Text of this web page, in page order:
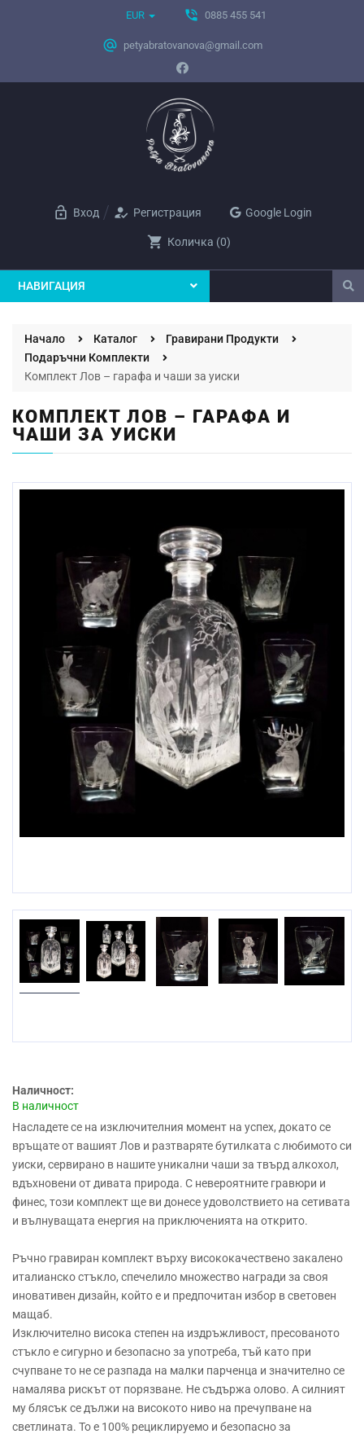
EUR phone_in_talk 0885 455 541
alternate_email petyabratovanova@gmail.com
lock_open Вход how_to_reg Регистрация Google Login
shopping_cart Количка (0)
НАВИГАЦИЯ
Начало Каталог
Гравирани Продукти
Подаръчни Комплекти
Комплект Лов – гарафа и чаши за уиски
КОМПЛЕКТ ЛОВ – ГАРАФА И
ЧАШИ ЗА УИСКИ
Prev
Наличност:
В наличност
Насладете се на изключителния момент на успех, докато се
връщате от вашият Лов и разтваряте бутилката с любимото си
уиски, сервирано в нашите уникални чаши за твърд алкохол,
вдъхновени от дивата природа. С невероятните гравюри и
финес, този комплект ще ви донесе удоволствието на сетивата
и вълнуващата енергия на приключенията на открито.
Ръчно гравиран комплект върху висококачествено закалено
италианско стъкло, спечелило множество награди за своя
иновативен дизайн, който е и предпочитан избор в световен
мащаб.
Изключително висока степен на издръжливост, пресованото
стъкло е сигурно и безопасно за употреба, тъй като при
счупване то не се разпада на малки парченца и значително се
намалява рискът от порязване. Не съдържа олово. А силният
му блясък се дължи на високото ниво на пречупване на
светлината. То е 100% рециклируемо и безопасно за